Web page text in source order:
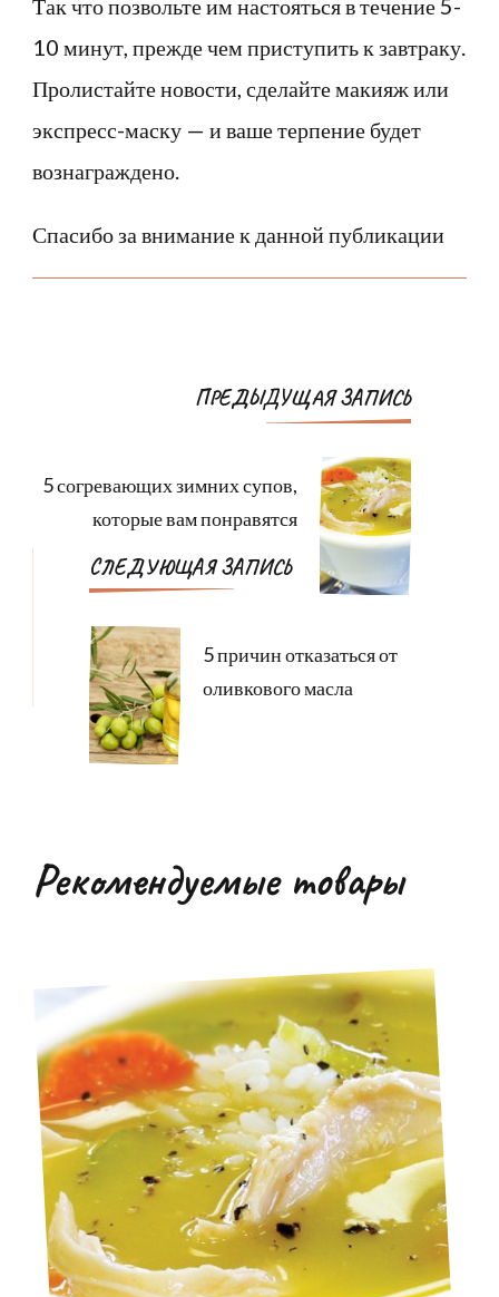
Так что позвольте им настояться в течение 5-
10 минут, прежде чем приступить к завтраку.
Пролистайте новости, сделайте макияж или
экспресс-маску — и ваше терпение будет
вознаграждено.
Спасибо за внимание к данной публикации
Навигация
ПРЕДЫДУЩАЯ ЗАПИСЬ
5 согревающих зимних супов,
которые вам понравятся
СЛЕДУЮЩАЯ ЗАПИСЬ
5 причин отказаться от
оливкового масла
Рекомендуемые товары